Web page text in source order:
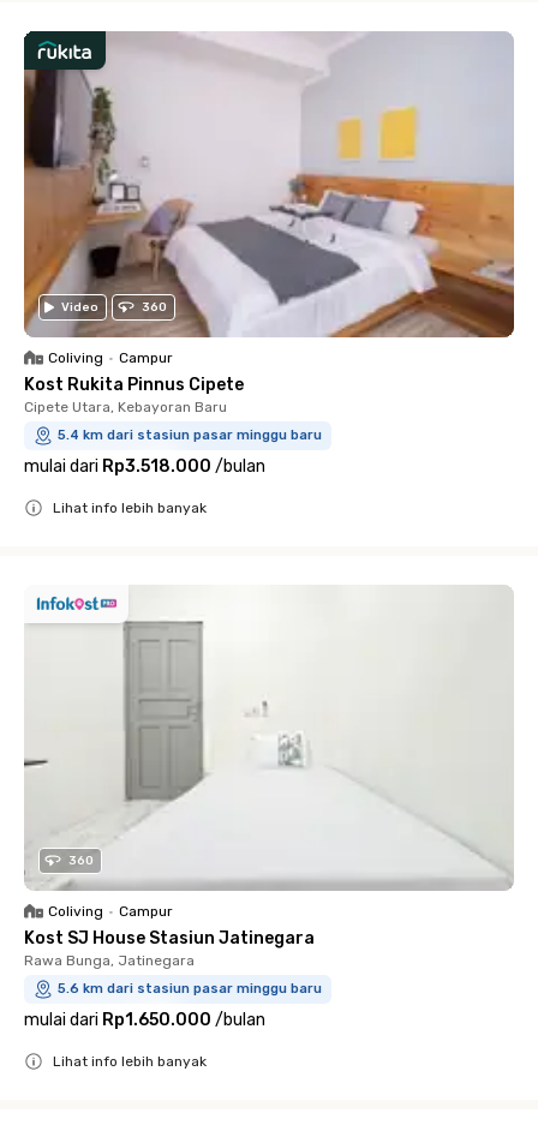
Video 360
Coliving • Campur
Kost Rukita Pinnus Cipete
Cipete Utara, Kebayoran Baru
5.4 km dari stasiun pasar minggu baru
mulai dari Rp3.518.000 /bulan
Lihat info lebih banyak
360
Coliving • Campur
Kost SJ House Stasiun Jatinegara
Rawa Bunga, Jatinegara
5.6 km dari stasiun pasar minggu baru
mulai dari Rp1.650.000 /bulan
Lihat info lebih banyak